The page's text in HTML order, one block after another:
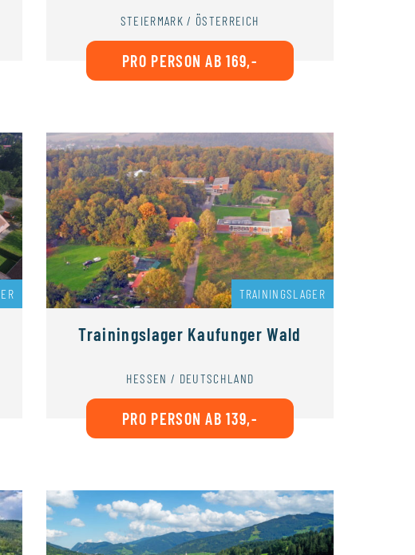
STEIERMARK / ÖSTERREICH
PRO PERSON AB 169,-
TRAININGSLAGER
Trainingslager Kaufunger Wald
HESSEN / DEUTSCHLAND
PRO PERSON AB 139,-